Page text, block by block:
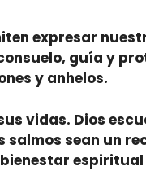
expresar
guía y
y anhelos.
vidas. Dios
salmos sean un
espiritual